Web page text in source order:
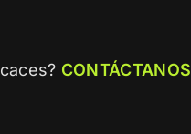
CONTÁCTANOS